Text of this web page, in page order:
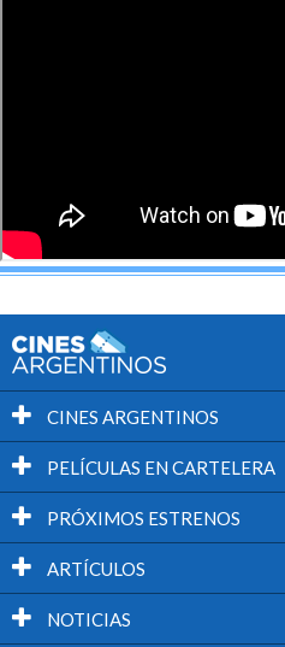
CINES ARGENTINOS
PELÍCULAS EN CARTELERA
PRÓXIMOS ESTRENOS
ARTÍCULOS
NOTICIAS